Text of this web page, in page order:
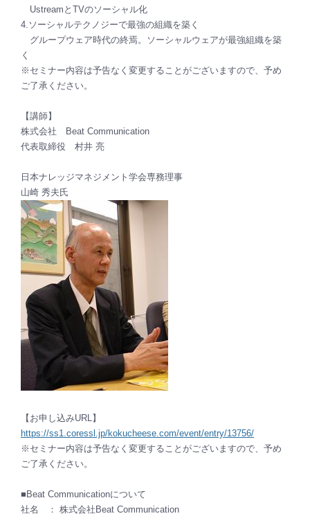
UstreamとTVのソーシャル化
4.ソーシャルテクノジーで最強の組織を築く
グループウェア時代の終焉。ソーシャルウェアが最強組織を築
く
※セミナー内容は予告なく変更することがございますので、予め
ご了承ください。
【講師】
株式会社 Beat Communication
代表取締役 村井 亮
日本ナレッジマネジメント学会専務理事
山崎 秀夫氏
【お申し込みURL】
https://ss1.coressl.jp/kokucheese.com/event/entry/13756/
※セミナー内容は予告なく変更することがございますので、予め
ご了承ください。
■Beat Communicationについて
社名 ： 株式会社Beat Communication